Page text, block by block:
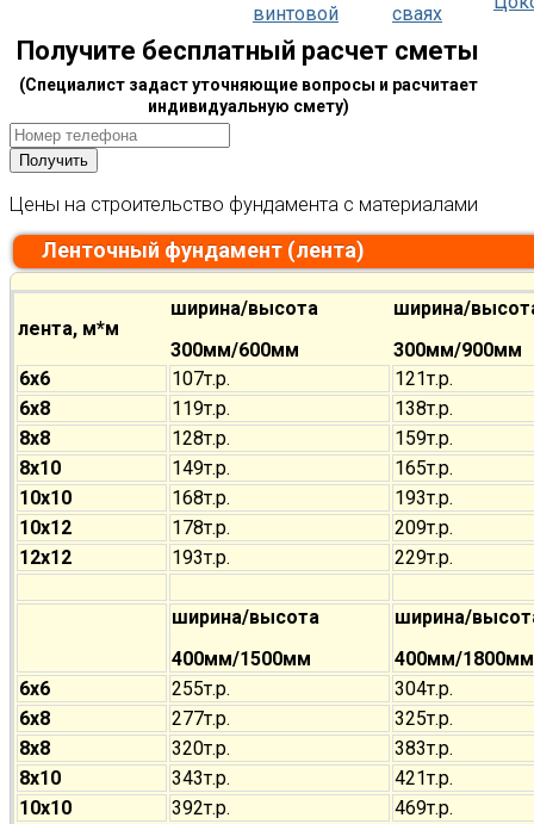
винтовой
сваях
Получите бесплатный расчет сметы
(Специалист задаст уточняющие вопросы и расчитает
индивидуальную смету)
Цены на строительство фундамента с материалами
Ленточный фундамент (лента)
лента, м*м
ширина/высота
300мм/600мм
ширина/
300мм/900мм
6х6
107т.р.
121т.р.
6х8
119т.р.
138т.р.
8х8
128т.р.
159т.р.
8х10
149т.р.
165т.р.
10х10
168т.р.
193т.р.
10х12
178т.р.
209т.р.
12х12
193т.р. 229т.р.
ширина/высота
400мм/1500мм
ширина/
400мм/1800мм
6х6
255т.р.
304т.р.
6х8
277т.р.
325т.р.
8х8
320т.р.
383т.р.
8х10
343т.р.
421т.р.
10х10
392т.р.
469т.р.